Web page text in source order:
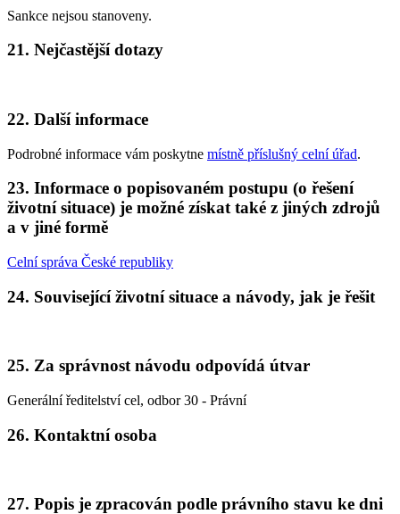
Sankce nejsou stanoveny.
21. Nejčastější dotazy
22. Další informace
Podrobné informace vám poskytne místně příslušný celní úřad.
23. Informace o popisovaném postupu (o řešení
životní situace) je možné získat také z jiných zdrojů
a v jiné formě
Celní správa České republiky
24. Související životní situace a návody, jak je řešit
25. Za správnost návodu odpovídá útvar
Generální ředitelství cel, odbor 30 - Právní
26. Kontaktní osoba
27. Popis je zpracován podle právního stavu ke dni